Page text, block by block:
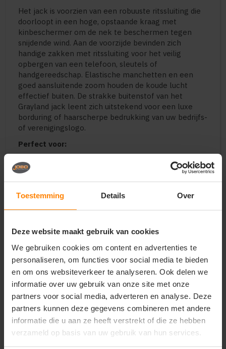
Toestemming Details Over
Deze website maakt gebruik van cookies
We gebruiken cookies om content en advertenties te
personaliseren, om functies voor social media te bieden
en om ons websiteverkeer te analyseren. Ook delen we
informatie over uw gebruik van onze site met onze
partners voor social media, adverteren en analyse. Deze
partners kunnen deze gegevens combineren met andere
informatie die u aan ze heeft verstrekt of die ze hebben
verzameld op basis van uw gebruik van hun services.
Het jack is voorzien van een robuuste ritssluiting die
doorloopt in een hoge, opstaande kraag met
kinbeschermer om de nek te beschermen tegen
snijdende wind. Aan de voorzijde bevinden zich
handige zakken met ritssluiting voor het veilig
opbergen van een telefoon, sleutels of
handgereedschap. Elastische manchetten en een
goed aansluitende zoom houden de koude lucht
effectief buiten. De strakke buitenstof van het
Grayland jack leent zich uitstekend voor een luxe
borduring of haarscherpe bedrukking van uw bedrijfs-
of verenigingslogo.
Perfect voor:
Warme en representatieve bedrijfskleding voor
heren in de logistiek, bouw, techniek en
buitendiensten
Uniforme kleding voor outdoor-sportteams,
evenementencrews en promotieteams
Stijlvolle en functionele merchandise voor
Materiaal:
Technische combinatie van winddicht,
waterafstotend softshell en een warme
gewatteerde voering
Pasvorm: Moderne herenpasvorm voor een
stijlvol, sportief en professioneel silhouet
Design:Hoge opstaande kraag, stevige ritssluiting
en veilige zakken met rits
Comfort: Uitstekende isolatie met behoud van